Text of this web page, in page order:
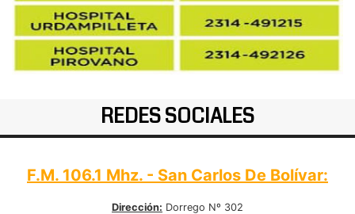
REDES SOCIALES
F.M. 106.1 Mhz. - San Carlos De Bolívar:
Dirección: Dorrego Nº 302